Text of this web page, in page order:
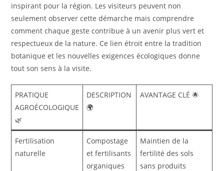
inspirant pour la région. Les visiteurs peuvent non
seulement observer cette démarche mais comprendre
comment chaque geste contribue à un avenir plus vert et
respectueux de la nature. Ce lien étroit entre la tradition
botanique et les nouvelles exigences écologiques donne
tout son sens à la visite.
PRATIQUE
AGROÉCOLOGIQUE
🌿
DESCRIPTION
🌍
AVANTAGE CLÉ 🌟
Fertilisation
naturelle
Compostage
et fertilisants
organiques
Maintien de la
fertilité des sols
sans produits